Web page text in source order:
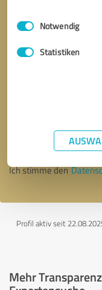
Impressum
Einwilligungsauswahl
Notwendig
Statistiken
Ich stimme den
Profil aktiv seit
Mehr